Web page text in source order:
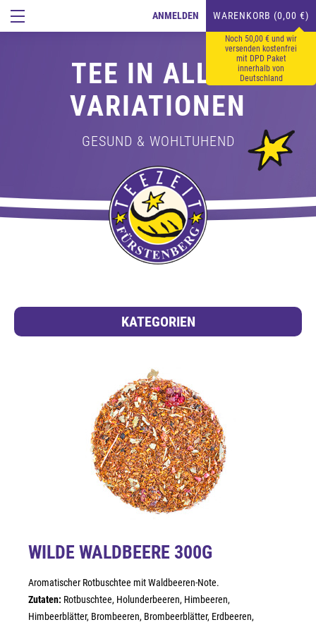
ANMELDEN WARENKORB (0,00 €)
Noch 50,00 € und wir
versenden kostenfrei
mit DPD Paket
innerhalb von
Deutschland
TEE IN ALLEN
VARIATIONEN
GESUND & WOHLTUHEND
KATEGORIEN
WILDE WALDBEERE 300G
Aromatischer Rotbuschtee mit Waldbeeren-Note.
Zutaten: Rotbuschtee, Holunderbeeren, Himbeeren,
Himbeerblätter, Brombeeren, Brombeerblätter, Erdbeeren,